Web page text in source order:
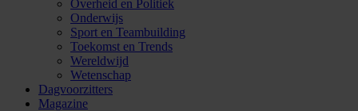
Overheid en Politiek
Onderwijs
Sport en Teambuilding
Toekomst en Trends
Wereldwijd
Wetenschap
Dagvoorzitters
Magazine